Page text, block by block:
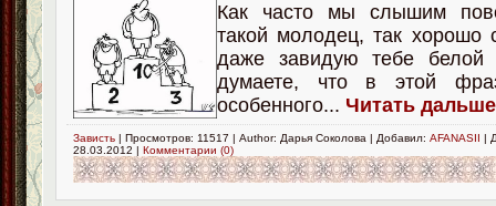
Как часто мы слышим
такой молодец, так хорошо
даже завидую тебе белой
думаете, что в этой
особенного... Читать
Зависть | Просмотров: 11517 | Author: Дарья Соколова | Добавил: AFANASII |
28.03.2012 | Комментарии (0)